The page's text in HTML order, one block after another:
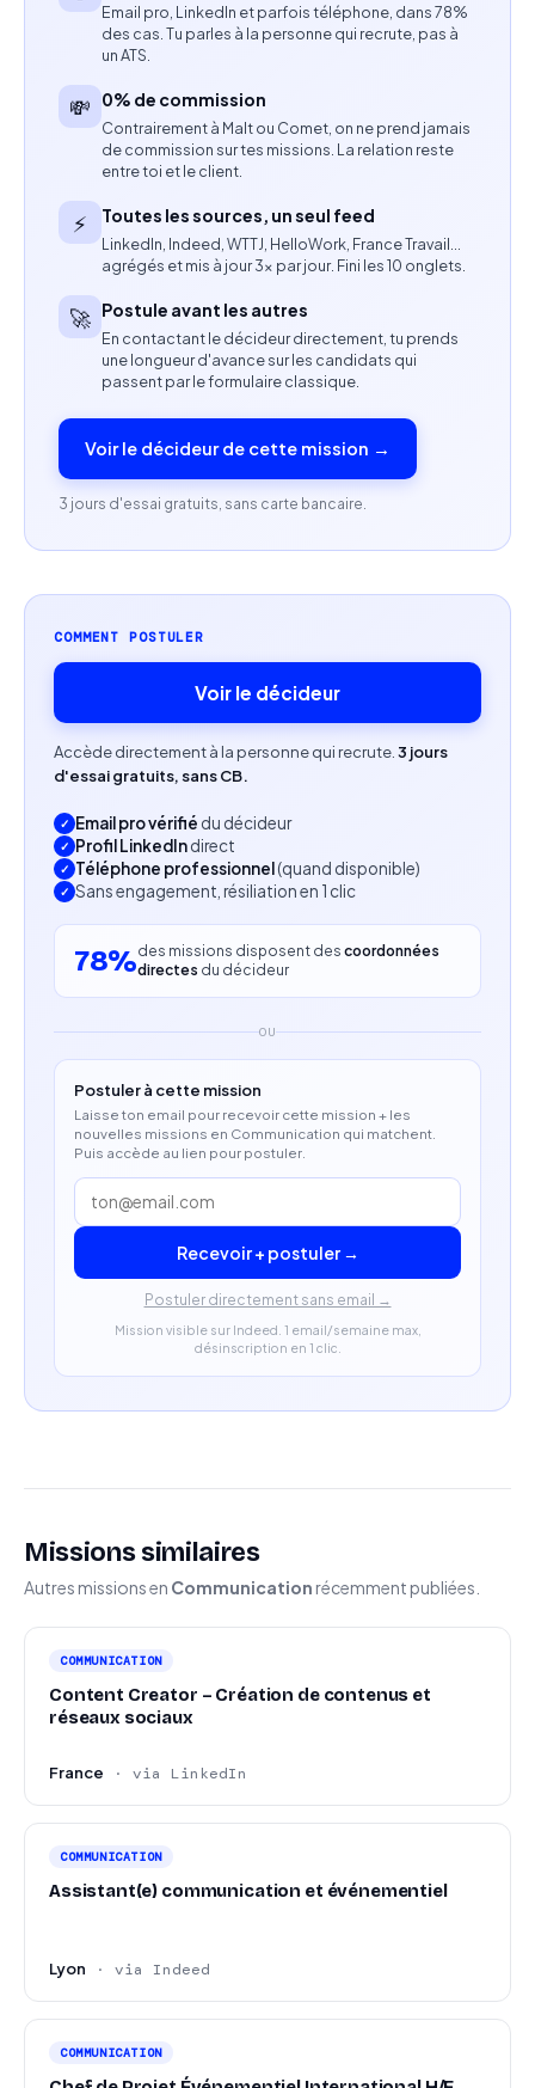
Bonne connaissance du référentiel BTS MCO
Capacité à relier les enseignements théoriques aux
situations professionnelles.
Autonomie et qualités pédagogiques.
Excellent relationnel.
Profil recherché
Formateur(trice) indépendant(e) ou
Expérience significative sur des missions similaires.
Capacité à s'intégrer rapidement dans une
organisation pédagogique existante.
Email pro, LinkedIn et parfois téléphone, dans 78%
des cas. Tu parles à la personne qui recrute, pas à
un ATS.
💸 0% de commission
Contrairement à Malt ou Comet, on ne prend jamais
de commission sur tes missions. La relation reste
entre toi et le client.
⚡ Toutes les sources, un seul feed
LinkedIn, Indeed, WTTJ, HelloWork, France Travail…
agrégés et mis à jour 3× par jour. Fini les 10 onglets.
🚀 Postule avant les autres
En contactant le décideur directement, tu prends
une longueur d'avance sur les candidats qui
passent par le formulaire classique.
Voir le décideur de cette mission →
3 jours d'essai gratuits, sans carte bancaire.
COMMENT POSTULER
Voir le décideur
Accède directement à la personne qui recrute. 3 jours
d'essai gratuits, sans CB.
Email pro vérifié du décideur
Profil LinkedIndirect
Téléphone professionnel(quand disponible)
Sans engagement, résiliation en 1 clic
78%des missions disposent des coordonnées
directes du décideur
OU
Postuler à cette mission
Laisse ton email pour recevoir cette mission + les
nouvelles missions en Communication qui matchent.
Puis accède au lien pour postuler.
Recevoir + postuler →
Postuler directement sans email →
Mission visible sur Indeed. 1 email/semaine max,
désinscription en 1 clic.
Missions similaires
Autres missions en Communication récemment publiées.
COMMUNICATION
Content Creator – Création de contenus et
réseaux sociaux
France · via LinkedIn
COMMUNICATION
Assistant(e) communication et événementiel
Lyon · via Indeed
COMMUNICATION